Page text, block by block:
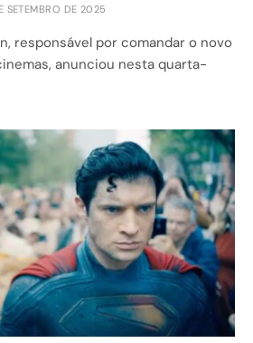
SETEMBRO DE 2025
responsável por comandar o novo
anunciou nesta quarta-